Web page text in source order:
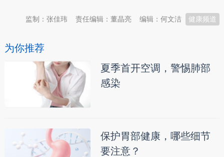
健康频道
编辑：何文洁
责任编辑：董晶亮
监制：张佳玮
为你推荐
夏季首开空调，警惕肺部
感染
保护胃部健康，哪些细节
要注意？